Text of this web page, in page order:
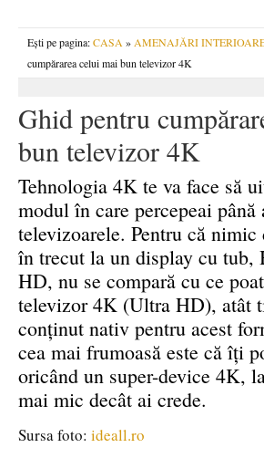
Ești pe pagina:CASA » AMENAJĂRI
cumpărarea celui mai bun televizor 4K
Ghid pentru
bun televizor 4K
Tehnologia 4K te va face să
modul în care percepeai până
televizoarele. Pentru că
în trecut la un display cu tub,
HD, nu se compară cu ce
televizor 4K (Ultra HD), atât
conținut nativ pentru acest
cea mai frumoasă este că îți
oricând un super-device 4K,
mai mic decât ai crede.
Sursa foto: ideall.ro